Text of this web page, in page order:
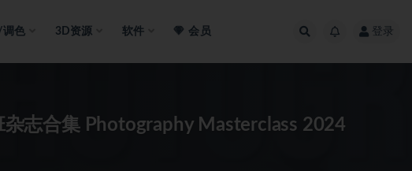
调色 3D资源 软件 会员 登录
志合集 Photography Masterclass 2024